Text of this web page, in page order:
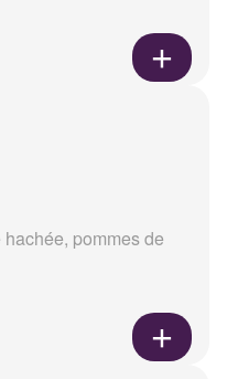
pommes de